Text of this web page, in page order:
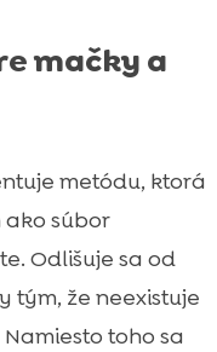
mačky a
metódu, ktorá
súbor
Odlišuje sa od
tým, že neexistuje
toho sa